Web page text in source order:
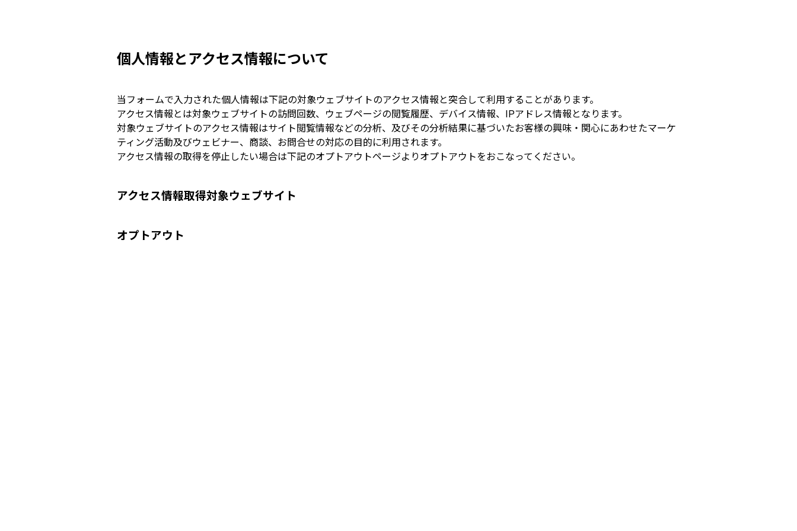
個人情報とアクセス情報について
当フォームで入力された個人情報は下記の対象ウェブサイトのアクセス情報と突合して利用することがあります。
アクセス情報とは対象ウェブサイトの訪問回数、ウェブページの閲覧履歴、デバイス情報、IPアドレス情報となります。
対象ウェブサイトのアクセス情報はサイト閲覧情報などの分析、及びその分析結果に基づいたお客様の興味・関心にあわせたマーケ
ティング活動及びウェビナー、商談、お問合せの対応の目的に利用されます。
アクセス情報の取得を停止したい場合は下記のオプトアウトページよりオプトアウトをおこなってください。
アクセス情報取得対象ウェブサイト
オプトアウト